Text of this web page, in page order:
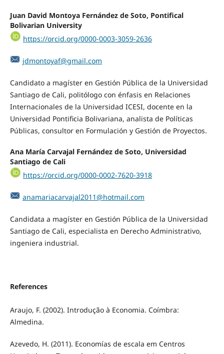
Juan David Montoya Fernández de Soto, Pontifical
Bolivarian University
https://orcid.org/0000-0003-3059-2636
jdmontoyaf@gmail.com
Candidato a magíster en Gestión Pública de la Universidad
Santiago de Cali, politólogo con énfasis en Relaciones
Internacionales de la Universidad ICESI, docente en la
Universidad Pontificia Bolivariana, analista de Políticas
Públicas, consultor en Formulación y Gestión de Proyectos.
Ana María Carvajal Fernández de Soto, Universidad
Santiago de Cali
https://orcid.org/0000-0002-7620-3918
anamariacarvajal2011@hotmail.com
Candidata a magíster en Gestión Pública de la Universidad
Santiago de Cali, especialista en Derecho Administrativo,
ingeniera industrial.
References
Araujo, F. (2002). Introdução à Economia. Coímbra:
Almedina.
Azevedo, H. (2011). Economías de escala em Centros